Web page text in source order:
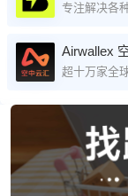
专注解决各
Airwallex
超十万家全